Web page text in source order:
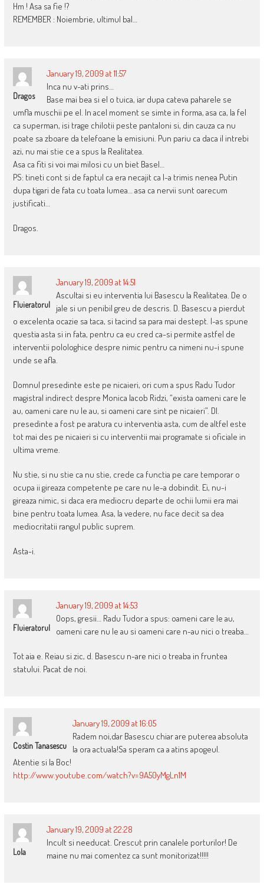
Hm ! Asa sa fie !?
REMEMBER : Noiembrie, ultimul bal…
Dragos
January 19, 2009 at 11:57
Inca nu v-ati prins…
Base mai bea si el o tuica, iar dupa cateva paharele se
umfla muschii pe el. In acel moment se simte in forma, asa ca, la fel
ca superman, isi trage chilotii peste pantaloni si, din cauza ca nu
poate sa zboare da telefoane la emisiuni. Pun pariu ca daca il intrebi
azi, nu mai stie ce a spus la Realitatea.
Asa ca fiti si voi mai milosi cu un biet Basel…
PS: tineti cont si de faptul ca era necajit ca l-a trimis nenea Putin
dupa tigari de fata cu toata lumea… asa ca nervii sunt oarecum
justificati…
Dragos.
Fluieratorul
January 19, 2009 at 14:51
Ascultai si eu interventia lui Basescu la Realitatea. De o
jale si un penibil greu de descris. D. Basescu a pierdut
o excelenta ocazie sa taca, si tacind sa para mai destept. I-as spune
questia asta si in fata, pentru ca eu cred ca-si permite astfel de
interventii polologhice despre nimic pentru ca nimeni nu-i spune
unde se afla.
Domnul presedinte este pe nicaieri, ori cum a spus Radu Tudor
magistral indirect despre Monica Iacob Ridzi, “exista oameni care le
au, oameni care nu le au, si oameni care sint pe nicaieri”. Dl.
presedinte a fost pe aratura cu interventia asta, cum de altfel este
tot mai des pe nicaieri si cu interventii mai programate si oficiale in
ultima vreme.
Nu stie, si nu stie ca nu stie, crede ca functia pe care temporar o
ocupa ii gireaza competente pe care nu le-a dobindit. Ei, nu-i
gireaza nimic, si daca era mediocru departe de ochii lumii era mai
bine pentru toata lumea. Asa, la vedere, nu face decit sa dea
mediocritatii rangul public suprem.
Asta-i.
Fluieratorul
January 19, 2009 at 14:53
Oops, gresii… Radu Tudor a spus: oameni care le au,
oameni care nu le au si oameni care n-au nici o treaba…
Tot aia e. Reiau si zic, d. Basescu n-are nici o treaba in fruntea
statului. Pacat de noi.
Costin Tanasescu
January 19, 2009 at 16:05
Radem noi,dar Basescu chiar are puterea absoluta
la ora actuala!Sa speram ca a atins apogeul.
Atentie si la Boc!
http://www.youtube.com/watch?v=9A50yMgLn1M
Lola
January 19, 2009 at 22:28
Incult si needucat. Crescut prin canalele porturilor! De
maine nu mai comentez ca sunt monitorizat!!!!!